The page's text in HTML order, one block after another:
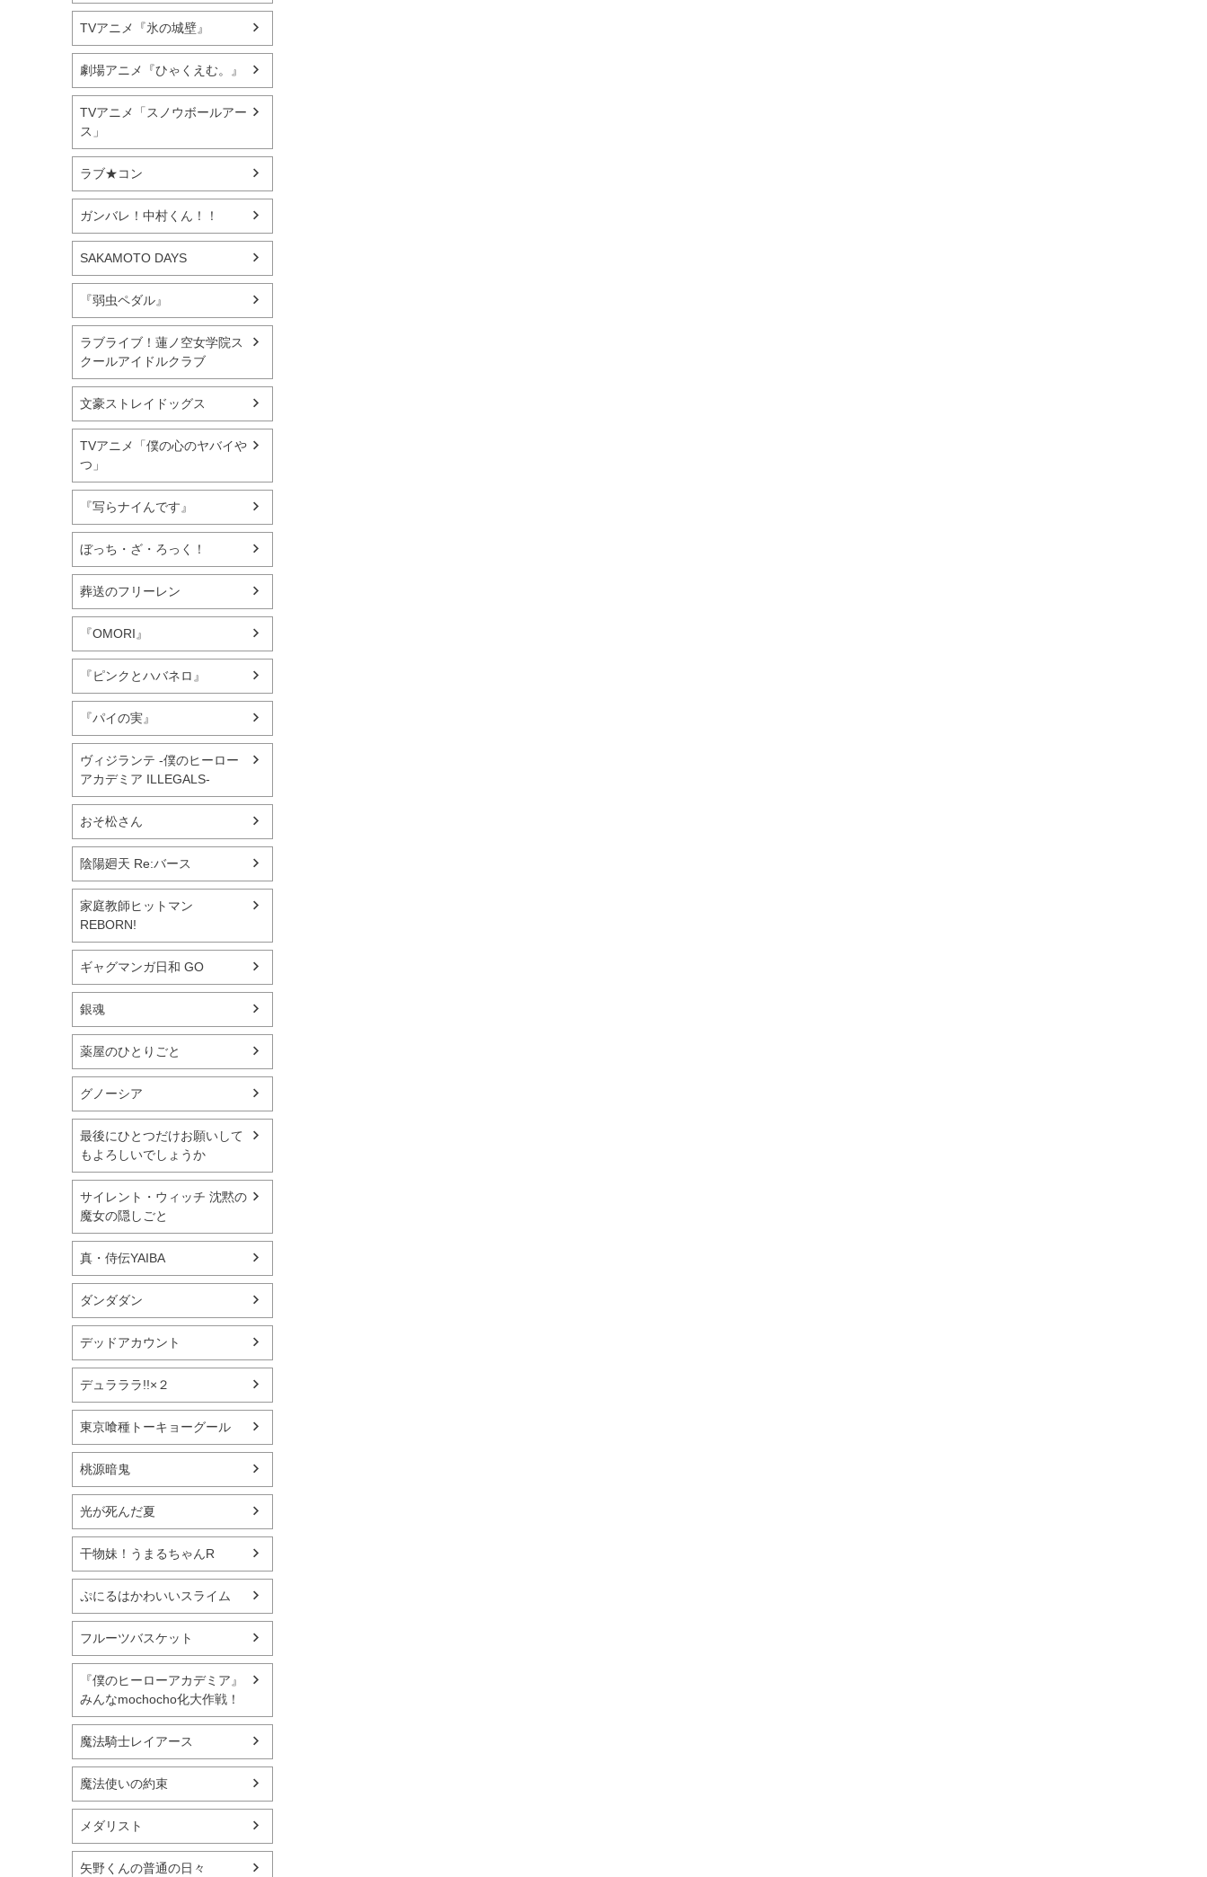
TVアニメ『氷の城壁』
劇場アニメ『ひゃくえむ。』
TVアニメ「スノウボールアー
ス」
ラブ★コン
ガンバレ！中村くん！！
SAKAMOTO DAYS
『弱虫ペダル』
ラブライブ！蓮ノ空女学院ス
クールアイドルクラブ
文豪ストレイドッグス
TVアニメ「僕の心のヤバイや
つ」
『写らナイんです』
ぼっち・ざ・ろっく！
葬送のフリーレン
『OMORI』
『ピンクとハバネロ』
『パイの実』
ヴィジランテ -僕のヒーロー
アカデミア ILLEGALS-
おそ松さん
陰陽廻天 Re:バース
家庭教師ヒットマン
REBORN!
ギャグマンガ日和 GO
銀魂
薬屋のひとりごと
グノーシア
最後にひとつだけお願いして
もよろしいでしょうか
サイレント・ウィッチ 沈黙の
魔女の隠しごと
真・侍伝YAIBA
ダンダダン
デッドアカウント
デュラララ!!×２
東京喰種トーキョーグール
桃源暗鬼
光が死んだ夏
干物妹！うまるちゃんR
ぷにるはかわいいスライム
フルーツバスケット
『僕のヒーローアカデミア』
みんなmochocho化大作戦！
魔法騎士レイアース
魔法使いの約束
メダリスト
矢野くんの普通の日々